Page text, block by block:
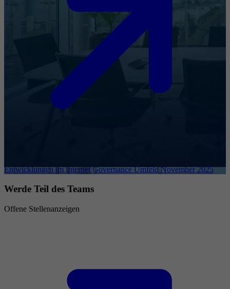
Entwicklungen im Internet Governance Umfeld November 2025
Werde Teil des Teams
Offene Stellenanzeigen